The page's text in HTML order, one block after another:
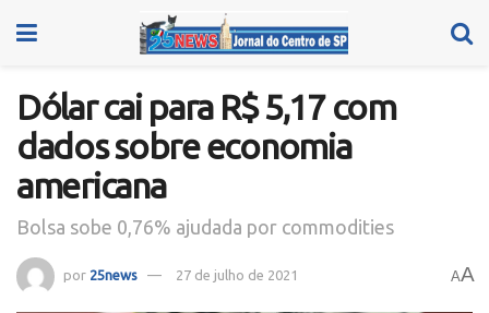
Dólar cai para R$ 5,17 com
dados sobre economia
americana
Bolsa sobe 0,76% ajudada por commodities
por 25news 27 de julho de 2021 AA